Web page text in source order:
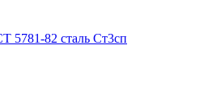
5781-82 сталь Ст3сп